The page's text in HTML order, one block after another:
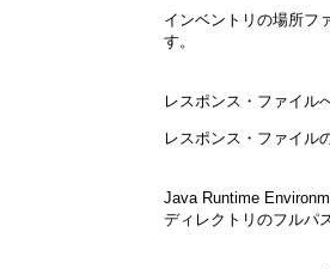
インベントリの場所フ
す。
レスポンス・ファイル
レスポンス・ファイル
Java Runtime
ディレクトリのフルパ